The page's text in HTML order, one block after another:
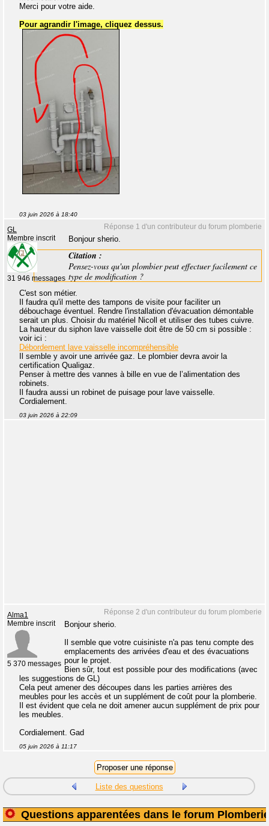
Merci pour votre aide.
Pour agrandir l'image, cliquez dessus.
03 juin 2026 à 18:40
Réponse 1 d'un contributeur du forum plomberie
GL
Membre inscrit
31 946 messages
Bonjour sherio.
Citation :
Pensez-vous qu'un plombier peut effectuer facilement ce
type de modification ?
C'est son métier.
Il faudra qu'il mette des tampons de visite pour faciliter un
débouchage éventuel. Rendre l'installation d'évacuation démontable
serait un plus. Choisir du matériel Nicoll et utiliser des tubes cuivre.
La hauteur du siphon lave vaisselle doit être de 50 cm si possible :
voir ici :
Débordement lave vaisselle incompréhensible
Il semble y avoir une arrivée gaz. Le plombier devra avoir la
certification Qualigaz.
Penser à mettre des vannes à bille en vue de l’alimentation des
robinets.
Il faudra aussi un robinet de puisage pour lave vaisselle.
Cordialement.
03 juin 2026 à 22:09
Réponse 2 d'un contributeur du forum plomberie
Alma1
Membre inscrit
5 370 messages
Bonjour sherio.
Il semble que votre cuisiniste n'a pas tenu compte des
emplacements des arrivées d'eau et des évacuations
pour le projet.
Bien sûr, tout est possible pour des modifications (avec
les suggestions de GL)
Cela peut amener des découpes dans les parties arrières des
meubles pour les accès et un supplément de coût pour la plomberie.
Il est évident que cela ne doit amener aucun supplément de prix pour
les meubles.
Cordialement. Gad
05 juin 2026 à 11:17
Liste des questions
Questions apparentées dans le forum Plomberie